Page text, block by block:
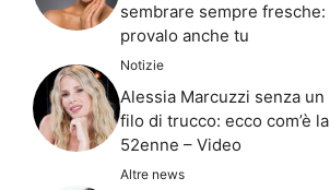
sembrare sempre fresche:
provalo anche tu
Notizie
Alessia Marcuzzi senza un
filo di trucco: ecco com’è la
52enne – Video
Altre news